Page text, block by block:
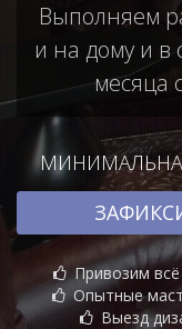
Выполняем
и на дому и в
месяца
Привозим
Опытные
Выезд